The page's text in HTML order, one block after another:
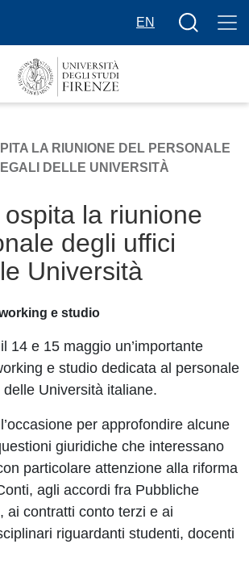
EN
Bottone
LA RIUNIONE DEL PERSONALE
DELLE UNIVERSITÀ
ospita la riunione
degli uffici
Università
e studio
14 e 15 maggio un’importante
e studio dedicata al personale
Università italiane.
per approfondire alcune
giuridiche che interessano
particolare attenzione alla riforma
agli accordi fra Pubbliche
ai contratti conto terzi e ai
riguardanti studenti, docenti